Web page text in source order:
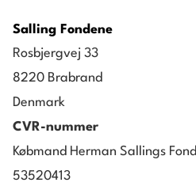
Salling Fondene
Rosbjergvej 33
8220 Brabrand
Denmark
CVR-nummer
Købmand Herman Sallings Fond
53520413